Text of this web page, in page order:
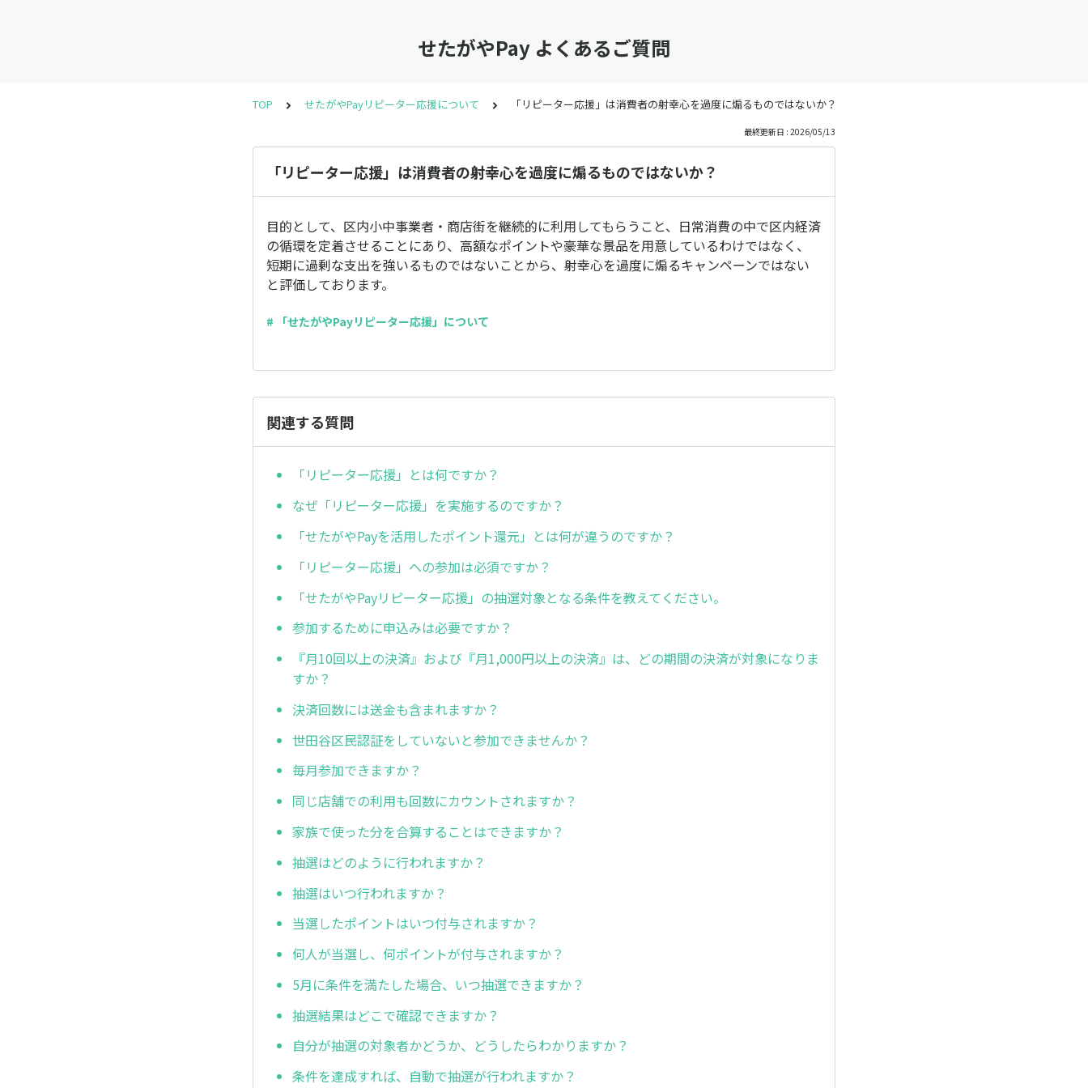
せたがやPay よくあるご質問
TOP せたがやPayリピーター応援について 「リピーター応援」は消費者の射幸心を過度に煽るものではないか？
最終更新日 : 2026/05/13
「リピーター応援」は消費者の射幸心を過度に煽るものではないか？
目的として、区内小中事業者・商店街を継続的に利用してもらうこと、日常消費の中で区内経済
の循環を定着させることにあり、高額なポイントや豪華な景品を用意しているわけではなく、
短期に過剰な支出を強いるものではないことから、射幸心を過度に煽るキャンペーンではない
と評価しております。
# 「せたがやPayリピーター応援」について
関連する質問
「リピーター応援」とは何ですか？
なぜ「リピーター応援」を実施するのですか？
「せたがやPayを活用したポイント還元」とは何が違うのですか？
「リピーター応援」への参加は必須ですか？
「せたがやPayリピーター応援」の抽選対象となる条件を教えてください。
参加するために申込みは必要ですか？
『月10回以上の決済』および『月1,000円以上の決済』は、どの期間の決済が対象になりま
すか？
決済回数には送金も含まれますか？
世田谷区民認証をしていないと参加できませんか？
毎月参加できますか？
同じ店舗での利用も回数にカウントされますか？
家族で使った分を合算することはできますか？
抽選はどのように行われますか？
抽選はいつ行われますか？
当選したポイントはいつ付与されますか？
何人が当選し、何ポイントが付与されますか？
5月に条件を満たした場合、いつ抽選できますか？
抽選結果はどこで確認できますか？
自分が抽選の対象者かどうか、どうしたらわかりますか？
条件を達成すれば、自動で抽選が行われますか？